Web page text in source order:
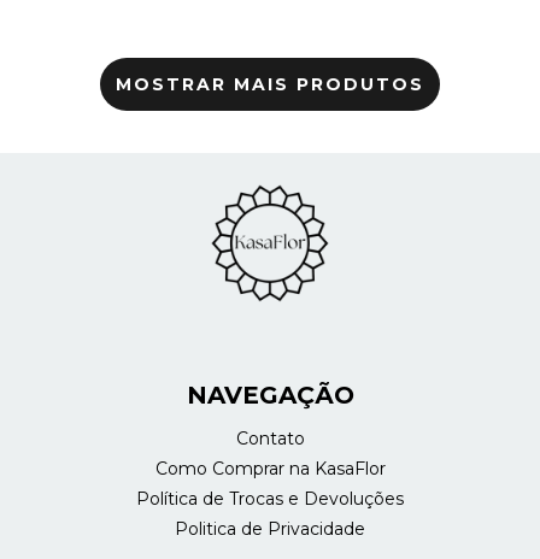
MOSTRAR MAIS PRODUTOS
NAVEGAÇÃO
Contato
Como Comprar na KasaFlor
Política de Trocas e Devoluções
Politica de Privacidade